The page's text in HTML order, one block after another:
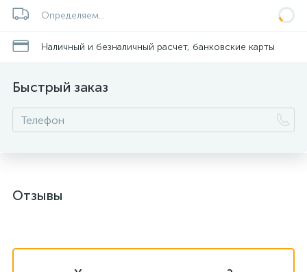
Определяем...
Наличный и безналичный расчет, банковские карты
Быстрый заказ
Отзывы